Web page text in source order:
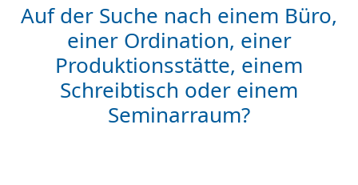
Auf der Suche nach einem Büro,
einer Ordination, einer
Produktionsstätte, einem
Schreibtisch oder einem
Seminarraum?